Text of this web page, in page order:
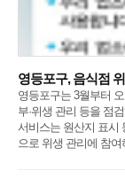
영등포구, 음식점
영등포구는 3월부터
부·위생 관리 등을 점
서비스는 원산지 표시
으로 위생 관리에 참여